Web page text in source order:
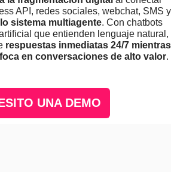
API, redes sociales, webchat, SMS y
sistema multiagente. Con chatbots
que entienden lenguaje natural,
respuestas inmediatas 24/7 mientras
en conversaciones de alto valor.
UNA DEMO